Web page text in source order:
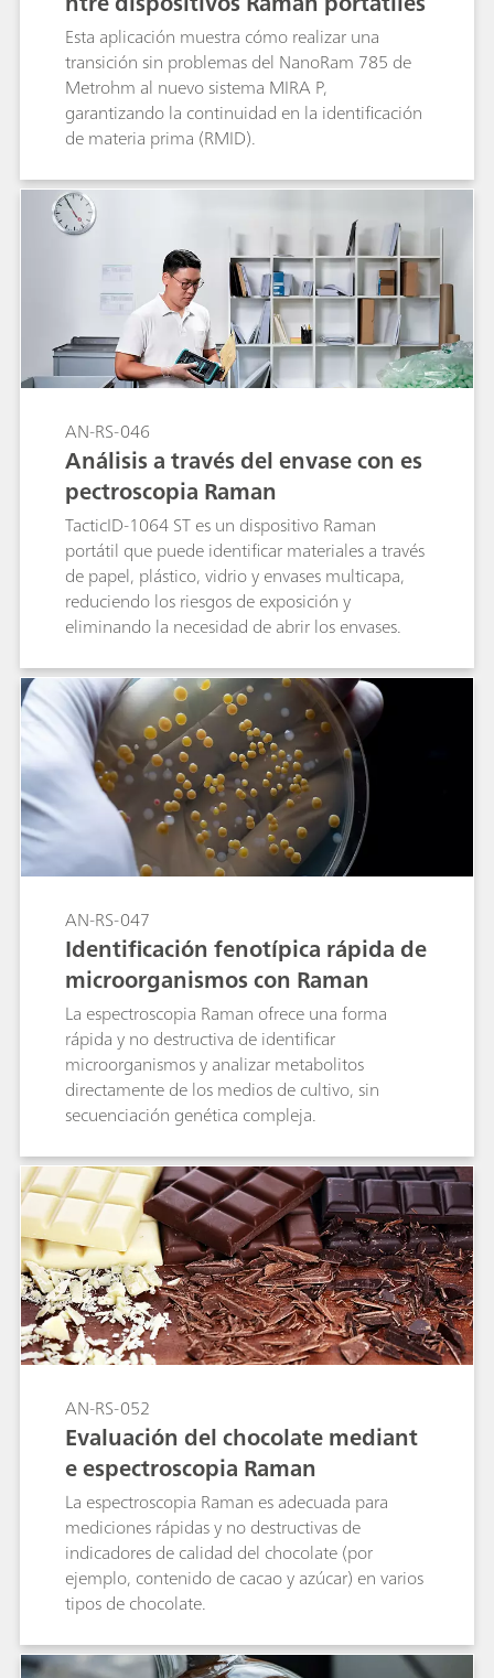
Esta aplicación muestra cómo realizar una
transición sin problemas del NanoRam 785 de
Metrohm al nuevo sistema MIRA P,
garantizando la continuidad en la identificación
de materia prima (RMID).
AN-RS-046
Análisis a través del envase con es
pectroscopia Raman
TacticID-1064 ST es un dispositivo Raman
portátil que puede identificar materiales a través
de papel, plástico, vidrio y envases multicapa,
reduciendo los riesgos de exposición y
eliminando la necesidad de abrir los envases.
AN-RS-047
Identificación fenotípica rápida de
microorganismos con Raman
La espectroscopia Raman ofrece una forma
rápida y no destructiva de identificar
microorganismos y analizar metabolitos
directamente de los medios de cultivo, sin
secuenciación genética compleja.
AN-RS-052
Evaluación del chocolate mediant
e espectroscopia Raman
La espectroscopia Raman es adecuada para
mediciones rápidas y no destructivas de
indicadores de calidad del chocolate (por
ejemplo, contenido de cacao y azúcar) en varios
tipos de chocolate.